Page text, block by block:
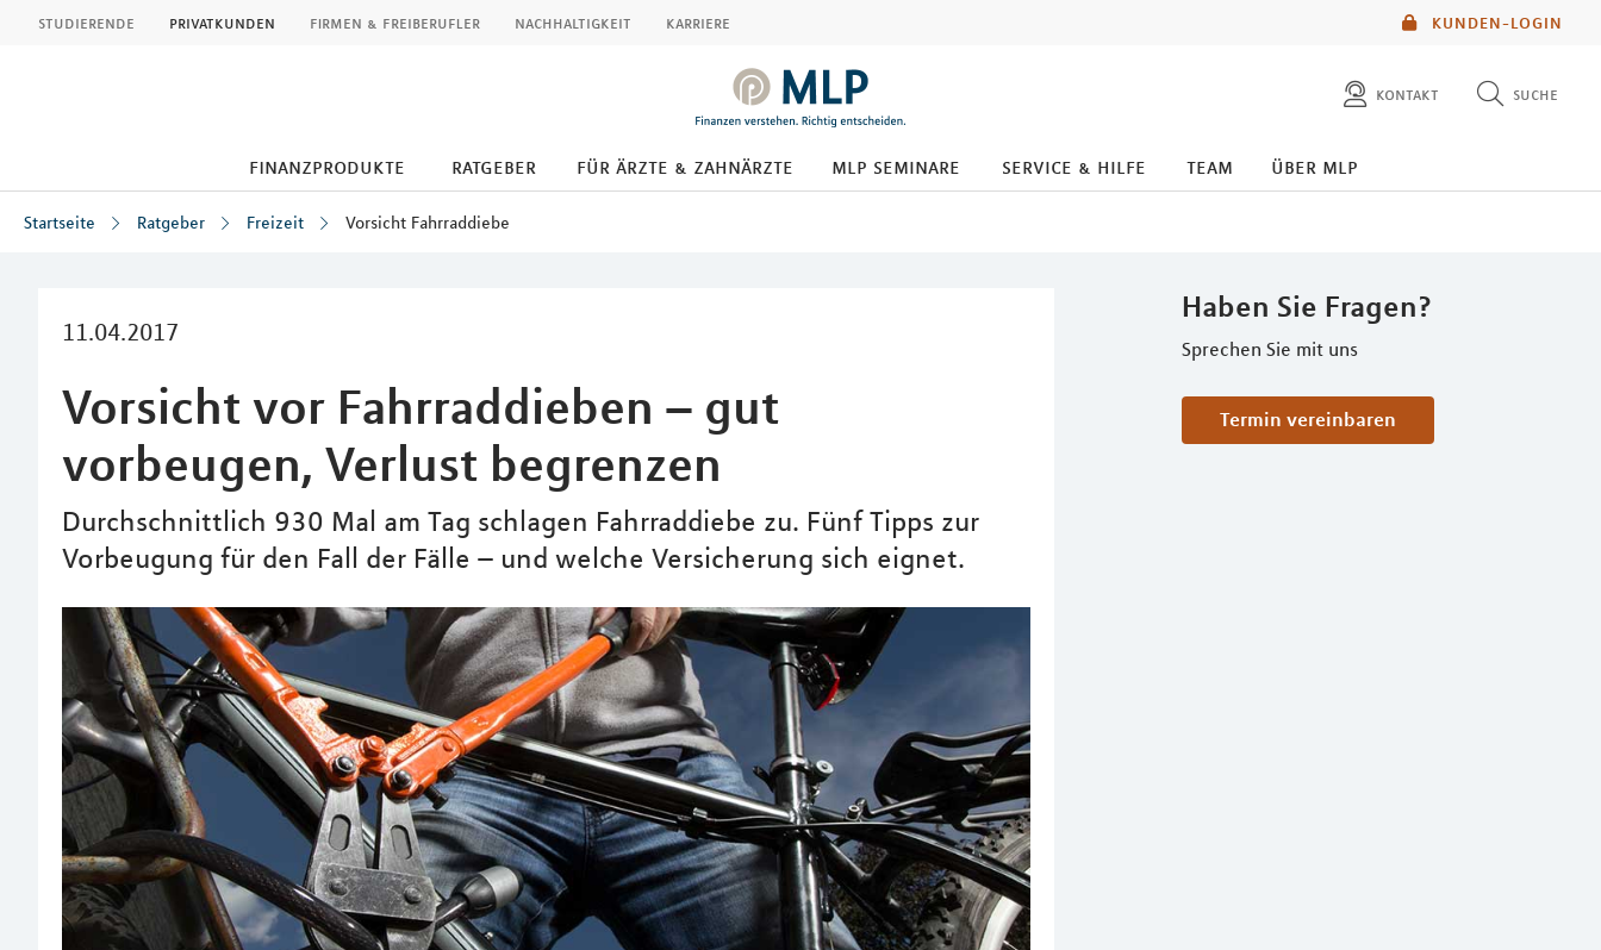
KUNDEN-LOGIN
studierende privatkunden firmen & freiberufler nachhaltigkeit karriere
kontakt suche
diese website durchsuchen
finanzprodukte ratgeber für ärzte & zahnärzte mlp seminare service & hilfe team über mlp
Startseite Ratgeber Freizeit Vorsicht Fahrraddiebe
11.04.2017
Vorsicht vor Fahrraddieben – gut
vorbeugen, Verlust begrenzen
Durchschnittlich 930 Mal am Tag schlagen Fahrraddiebe zu. Fünf Tipps zur
Vorbeugung für den Fall der Fälle – und welche Versicherung sich eignet.
Haben Sie Fragen?
Sprechen Sie mit uns
Termin vereinbaren